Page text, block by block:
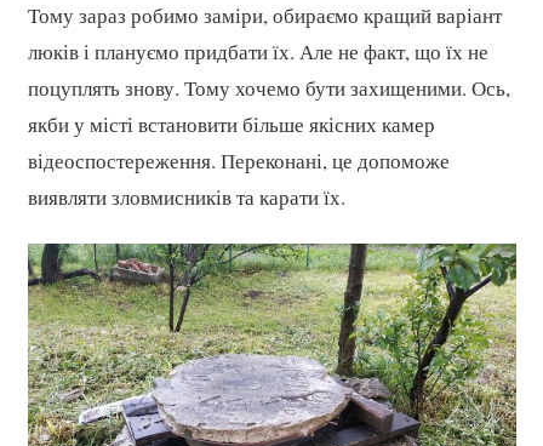
Тому зараз робимо заміри, обираємо кращий варіант
люків і плануємо придбати їх. Але не факт, що їх не
поцуплять знову. Тому хочемо бути захищеними. Ось,
якби у місті встановити більше якісних камер
відеоспостереження. Переконані, це допоможе
виявляти зловмисників та карати їх.